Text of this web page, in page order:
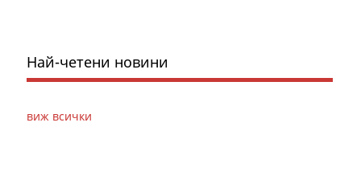
Най-четени новини
виж всички